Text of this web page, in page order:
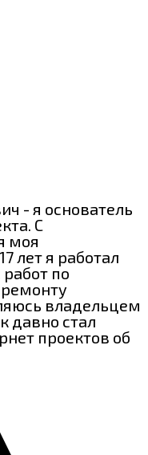
- я основатель
С
моя
лет я работал
по
владельцем
давно стал
проектов об